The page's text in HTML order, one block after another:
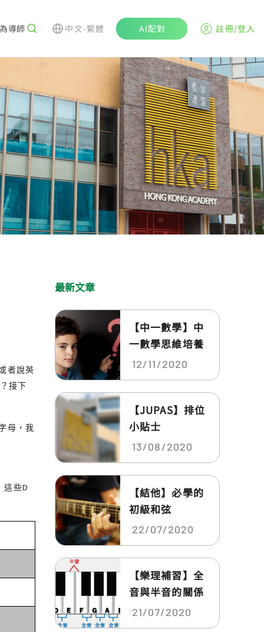
導師 中文-繁體 AI配對 註冊/登入
者說英
接下
母，我
這些D
最新文章
【中一數學】中
一數學思維培養
12/11/2020
【JUPAS】排位
小貼士
13/08/2020
【結他】必學的
初級和弦
22/07/2020
【樂理補習】全
音與半音的關係
21/07/2020